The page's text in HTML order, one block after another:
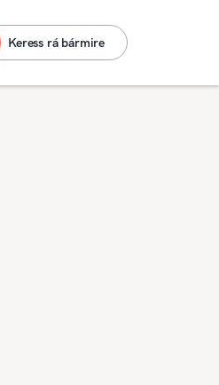
Keress rá bármire